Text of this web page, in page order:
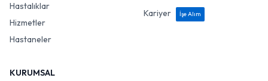
Hastalıklar
Hizmetler
Hastaneler
Kariyer
İşe Alım
KURUMSAL